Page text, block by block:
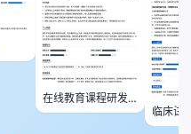
在线教育课程研发
师
临床试
专员